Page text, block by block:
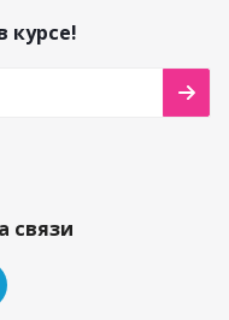
курсе!
связи